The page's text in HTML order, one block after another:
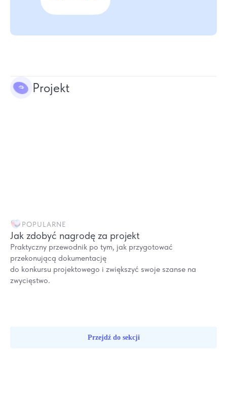
Projekt
POPULARNE
Jak zdobyć nagrodę za projekt
Praktyczny przewodnik po tym, jak przygotować
przekonującą dokumentację
do konkursu projektowego i zwiększyć swoje szanse na
zwycięstwo.
Przejdź do sekcji